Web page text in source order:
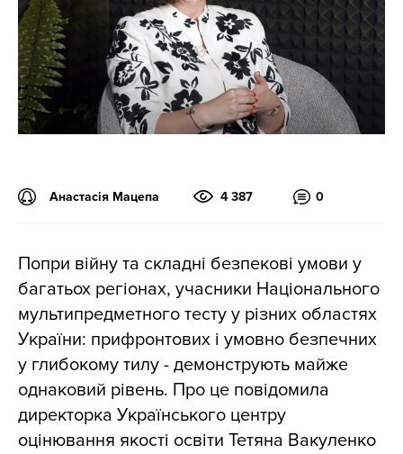
Анастасія Мацепа 4 387 0
Попри війну та складні безпекові умови у
багатьох регіонах, учасники Національного
мультипредметного тесту у різних областях
України: прифронтових і умовно безпечних
у глибокому тилу - демонструють майже
однаковий рівень. Про це повідомила
директорка Українського центру
оцінювання якості освіти Тетяна Вакуленко